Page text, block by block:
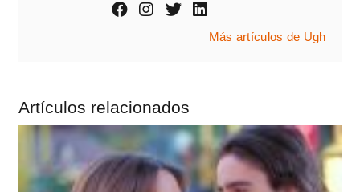
Más artículos de Ugh
Artículos relacionados